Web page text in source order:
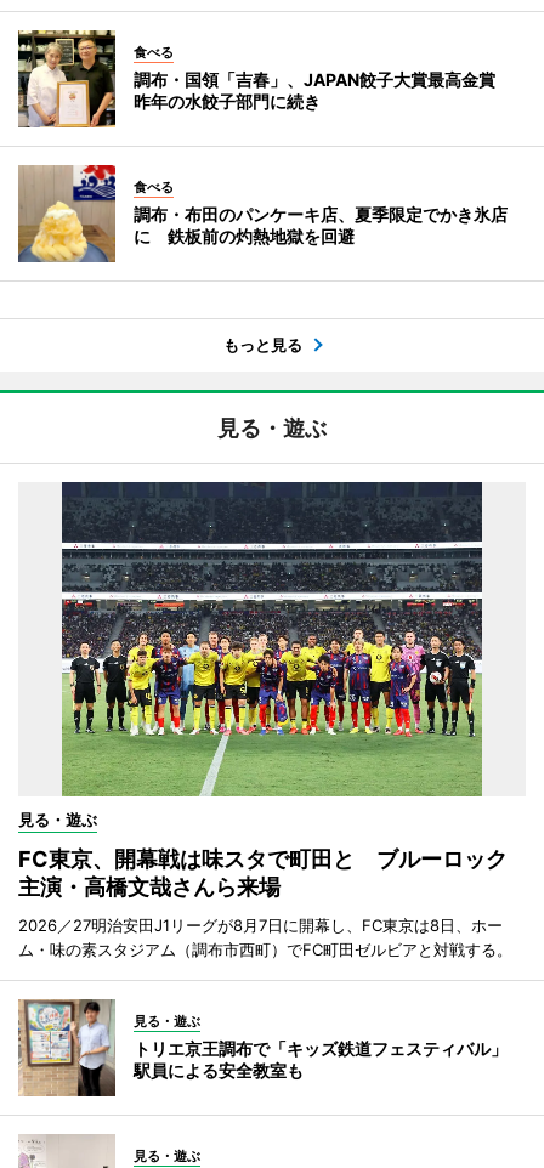
食べる
調布・国領「吉春」、JAPAN餃子大賞最高金賞
昨年の水餃子部門に続き
食べる
調布・布田のパンケーキ店、夏季限定でかき氷店
に 鉄板前の灼熱地獄を回避
もっと見る
見る・遊ぶ
見る・遊ぶ
FC東京、開幕戦は味スタで町田と ブルーロック
主演・高橋文哉さんら来場
2026／27明治安田J1リーグが8月7日に開幕し、FC東京は8日、ホー
ム・味の素スタジアム（調布市西町）でFC町田ゼルビアと対戦する。
見る・遊ぶ
トリエ京王調布で「キッズ鉄道フェスティバル」
駅員による安全教室も
見る・遊ぶ